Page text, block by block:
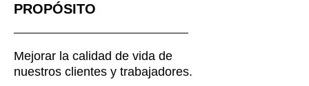
PROPÓSITO
Mejorar la calidad de vida de
nuestros clientes y trabajadores.